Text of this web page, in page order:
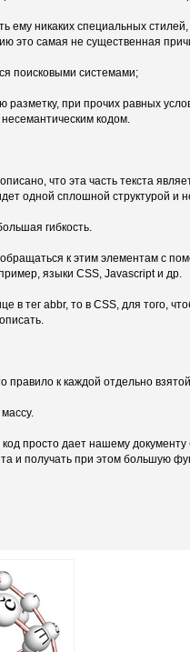
ему никаких специальных
это самая не существенная
поисковыми системами;
разметку, при прочих равных
кодом.
что эта часть текста
одной сплошной структурой и
гибкость.
к этим элементам с
языки CSS, Javascript и др.
в тег abbr, то в CSS, для того,
правило к каждой отдельно
просто дает нашему
и получать при этом большую